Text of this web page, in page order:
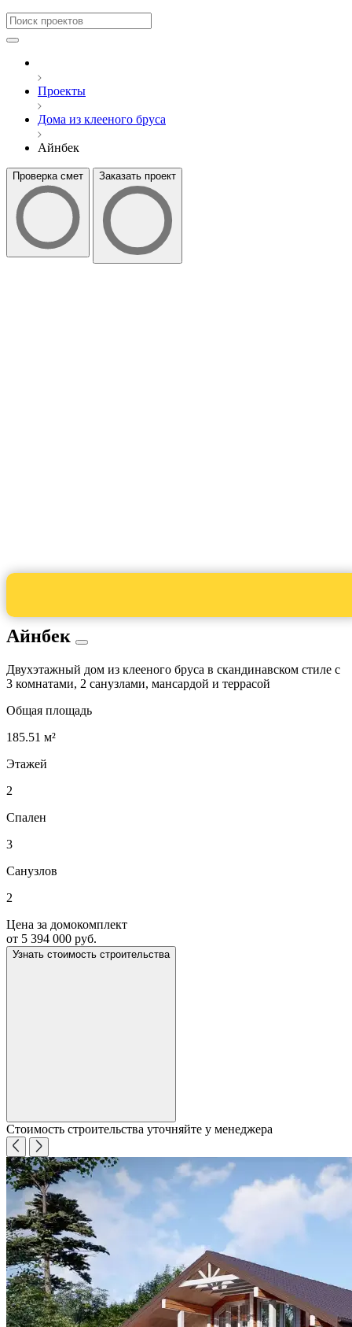
Проекты
Дома из клееного бруса
Айнбек
Проверка смет Заказать проект
Айнбек
Двухэтажный дом из клееного бруса в скандинавском стиле с
3 комнатами, 2 санузлами, мансардой и террасой
Общая площадь
185.51 м²
Этажей
2
Спален
3
Санузлов
2
Цена за домокомплект
от 5 394 000 руб.
Узнать стоимость строительства
Стоимость строительства уточняйте у менеджера